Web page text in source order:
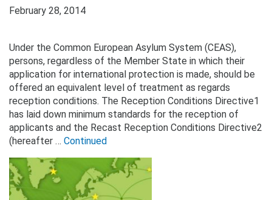
February 28, 2014
Under the Common European Asylum System (CEAS),
persons, regardless of the Member State in which their
application for international protection is made, should be
offered an equivalent level of treatment as regards
reception conditions. The Reception Conditions Directive1
has laid down minimum standards for the reception of
applicants and the Recast Reception Conditions Directive2
(hereafter … Continued